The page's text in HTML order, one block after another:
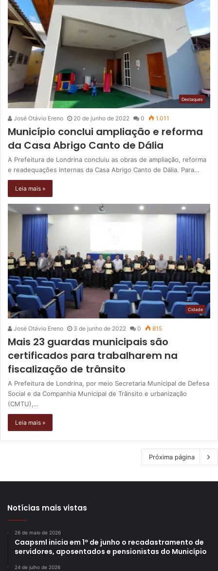
Destaques
José Otávio Ereno 20 de junho de 2022 0 1.011
Município conclui ampliação e reforma
da Casa Abrigo Canto de Dália
A Prefeitura de Londrina concluiu as obras de ampliação, reforma
e readequações internas da Casa Abrigo Canto de Dália. Para…
Leia mais »
Cidade
José Otávio Ereno 3 de junho de 2022 0 815
Mais 23 guardas municipais são
certificados para trabalharem na
fiscalização de trânsito
A Prefeitura de Londrina, por meio Secretaria Municipal de Defesa
Social e da Companhia Municipal de Trânsito e urbanização
(CMTU),…
Leia mais »
Próxima página
Notícias mais vistas
26 de maio de 2026
Caapsml inicia em 1º de junho o recadastramento de
servidores, aposentados e pensionistas do Município
24 de julho de 2026